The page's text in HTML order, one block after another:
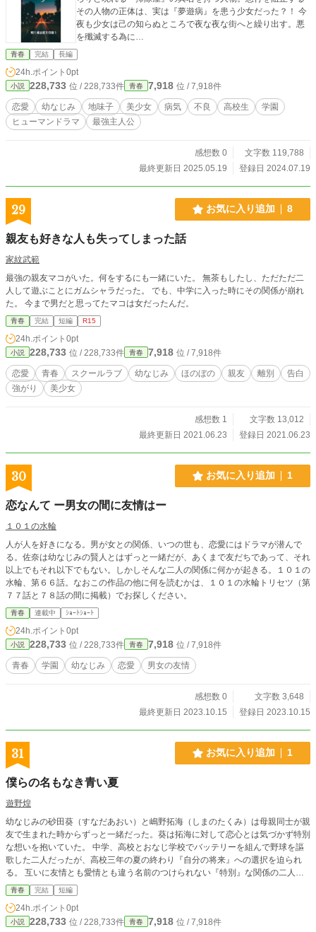
その人物の正体は、実は『夢遊病』を患う少女だった？！ 今
夜も少女は己の知らぬところで夜な夜な街へと繰り出す。悪
を殲滅する為に…
青春 完結 長編
24h.ポイント 0pt
小説 228,733 位 / 228,733件 青春 7,918 位 / 7,918件
恋愛 幼なじみ 地味子 美少女 病気 不良 高校生
学園
ヒューマンドラマ
最強主人公
感想数 0
文字数 119,788
最終更新日 2025.05.19
登録日 2024.07.19
29 お気に入り追加 8
親友も好きな人も失ってしまった話
家紋武範
最強の親友マコがいた。何をするにも一緒にいた。 無茶もしたし、ただただ二
人して遊ぶことにガムシャラだった。 でも、中学に入った時にその関係が崩れ
た。 今まで男だと思ってたマコは女だったんだ。
青春 完結 短編 R15
24h.ポイント 0pt
小説 228,733 位 / 228,733件 青春 7,918 位 / 7,918件
恋愛 青春 スクールラブ 幼なじみ ほのぼの 親友 離別
告白
強がり
美少女
感想数 1
文字数 13,012
最終更新日 2021.06.23
登録日 2021.06.23
30 お気に入り追加 1
恋なんて ー男女の間に友情はー
１０１の水輪
人が人を好きになる。男が女との関係、いつの世も、恋愛にはドラマが潜んで
る。佐奈は幼なじみの賢人とはずっと一緒だが、あくまで友だちであって、それ
以上でもそれ以下でもない。しかしそんな二人の関係に何かが起きる。１０１の
水輪、第６６話。なおこの作品の他に何を読むかは、１０１の水輪トリセツ（第
７７話と７８話の間に掲載）でお探しください。
青春 連載中 ｼｮｰﾄｼｮｰﾄ
24h.ポイント 0pt
小説 228,733 位 / 228,733件 青春 7,918 位 / 7,918件
青春 学園 幼なじみ 恋愛 男女の友情
感想数 0
文字数 3,648
最終更新日 2023.10.15
登録日 2023.10.15
31 お気に入り追加 1
僕らの名もなき青い夏
遊野煌
幼なじみの砂田葵（すなだあおい）と嶋野拓海（しまのたくみ）は母親同士が親
友で生まれた時からずっと一緒だった。葵は拓海に対して恋心とは気づかず特別
な想いを抱いていた。 中学、高校とおなじ学校でバッテリーを組んで野球を謳
歌した二人だったが、高校三年の夏の終わり『自分の将来』への選択を迫られ
る。 互いに友情とも愛情とも違う名前のつけられない『特別』な関係の二人
は、悩み、葛藤しながらもそれぞれの未来に向かってそれぞれの選択を模索して
いく。 ──互いの未来の延長線上に互いの存在があることを強く願いながら……
※青春ブロマンスをテーマにしています。
青春 完結 短編
24h.ポイント 0pt
小説 228,733 位 / 228,733件 青春 7,918 位 / 7,918件